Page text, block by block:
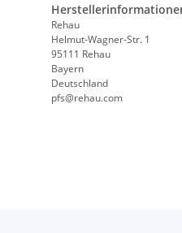
Rehau
Helmut-Wagner-Str. 1
95111 Rehau
Bayern
Deutschland
pfs@rehau.com